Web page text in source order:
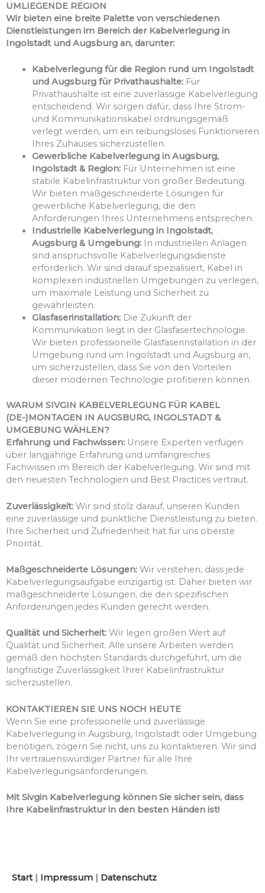
UMLIEGENDE REGION
Wir bieten eine breite Palette von verschiedenen
Dienstleistungen im Bereich der Kabelverlegung in
Ingolstadt und Augsburg an, darunter:
Kabelverlegung für die Region rund um Ingolstadt
und Augsburg für Privathaushalte: Für
Privathaushalte ist eine zuverlässige Kabelverlegung
entscheidend. Wir sorgen dafür, dass Ihre Strom-
und Kommunikationskabel ordnungsgemäß
verlegt werden, um ein reibungsloses Funktionieren
Ihres Zuhauses sicherzustellen.
Gewerbliche Kabelverlegung in Augsburg,
Ingolstadt & Region: Für Unternehmen ist eine
stabile Kabelinfrastruktur von großer Bedeutung.
Wir bieten maßgeschneiderte Lösungen für
gewerbliche Kabelverlegung, die den
Anforderungen Ihres Unternehmens entsprechen.
Industrielle Kabelverlegung in Ingolstadt,
Augsburg & Umgebung:
In industriellen Anlagen
sind anspruchsvolle Kabelverlegungsdienste
erforderlich. Wir sind darauf spezialisiert, Kabel in
komplexen industriellen Umgebungen zu verlegen,
um maximale Leistung und Sicherheit zu
gewährleisten.
Glasfaserinstallation: Die Zukunft der
Kommunikation liegt in der Glasfasertechnologie.
Wir bieten professionelle Glasfaserinstallation in der
Umgebung rund um Ingolstadt und Augsburg an,
um sicherzustellen, dass Sie von den Vorteilen
dieser modernen Technologie profitieren können.
WARUM SIVGIN KABELVERLEGUNG FÜR KABEL
(DE-)MONTAGEN IN AUGSBURG, INGOLSTADT &
UMGEBUNG WÄHLEN?
Erfahrung und Fachwissen: Unsere Experten verfügen
über langjährige Erfahrung und umfangreiches
Fachwissen im Bereich der Kabelverlegung. Wir sind mit
den neuesten Technologien und Best Practices vertraut.
Zuverlässigkeit: Wir sind stolz darauf, unseren Kunden
eine zuverlässige und pünktliche Dienstleistung zu bieten.
Ihre Sicherheit und Zufriedenheit hat für uns oberste
Priorität.
Maßgeschneiderte Lösungen: Wir verstehen, dass jede
Kabelverlegungsaufgabe einzigartig ist. Daher bieten wir
maßgeschneiderte Lösungen, die den spezifischen
Anforderungen jedes Kunden gerecht werden.
Qualität und Sicherheit: Wir legen großen Wert auf
Qualität und Sicherheit. Alle unsere Arbeiten werden
gemäß den höchsten Standards durchgeführt, um die
langfristige Zuverlässigkeit Ihrer Kabelinfrastruktur
sicherzustellen.
KONTAKTIEREN SIE UNS NOCH HEUTE
Wenn Sie eine professionelle und zuverlässige
Kabelverlegung in Augsburg, Ingolstadt oder Umgebung
benötigen, zögern Sie nicht, uns zu kontaktieren. Wir sind
Ihr vertrauenswürdiger Partner für alle Ihre
Kabelverlegungsanforderungen.
Mit Sivgin Kabelverlegung können Sie sicher sein, dass
Ihre Kabelinfrastruktur in den besten Händen ist!
Start| Impressum Datenschutz